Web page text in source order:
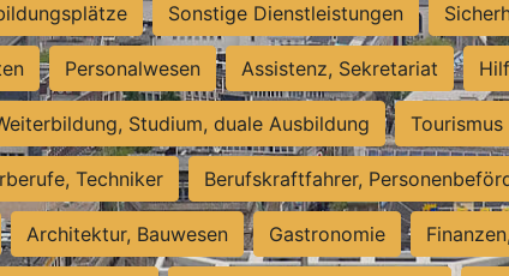
Sonstige Dienstleistungen
Personalwesen Assistenz, Sekretariat
Studium, duale Ausbildung Tourismus
Techniker Berufskraftfahrer,
Architektur, Bauwesen Gastronomie